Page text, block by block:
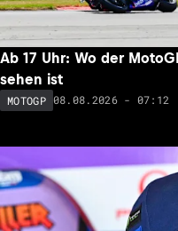
Ab 17 Uhr: Wo der
sehen ist
MOTOGP 08.08.2026 - 07:12